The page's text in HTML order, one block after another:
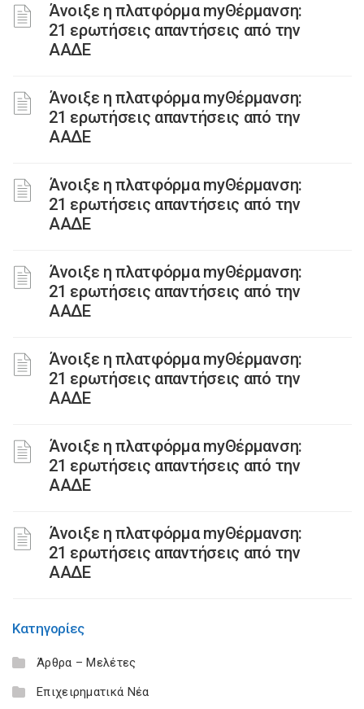
Άνοιξε η πλατφόρμα myΘέρμανση:
21 ερωτήσεις απαντήσεις από την
ΑΑΔΕ
Άνοιξε η πλατφόρμα myΘέρμανση:
21 ερωτήσεις απαντήσεις από την
ΑΑΔΕ
Άνοιξε η πλατφόρμα myΘέρμανση:
21 ερωτήσεις απαντήσεις από την
ΑΑΔΕ
Άνοιξε η πλατφόρμα myΘέρμανση:
21 ερωτήσεις απαντήσεις από την
ΑΑΔΕ
Άνοιξε η πλατφόρμα myΘέρμανση:
21 ερωτήσεις απαντήσεις από την
ΑΑΔΕ
Άνοιξε η πλατφόρμα myΘέρμανση:
21 ερωτήσεις απαντήσεις από την
ΑΑΔΕ
Άνοιξε η πλατφόρμα myΘέρμανση:
21 ερωτήσεις απαντήσεις από την
ΑΑΔΕ
Κατηγορίες
Άρθρα – Μελέτες
Επιχειρηματικά Νέα